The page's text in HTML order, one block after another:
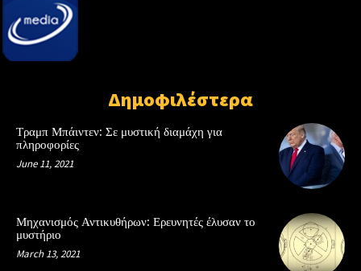
Δημοφιλέστερα
Τραμπ Μπάιντεν: Σε μυστική διαμάχη για
πληροφορίες
June 11, 2021
Μηχανισμός Αντικυθήρων: Ερευνητές έλυσαν το
μυστήριο
March 13, 2021